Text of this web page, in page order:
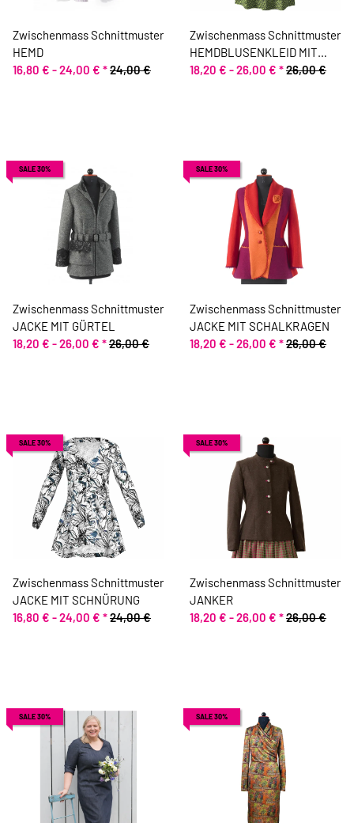
Zwischenmass Schnittmuster
HEMD
16,80 € -24,00 € *24,00 €
Zwischenmass Schnittmuster
HEMDBLUSENKLEID MIT
KNOPFLEISTE
18,20 € -26,00 € *26,00 €
SALE 30%
Zwischenmass Schnittmuster
JACKE MIT GÜRTEL
18,20 € -26,00 € *26,00 €
SALE 30%
Zwischenmass Schnittmuster
JACKE MIT SCHALKRAGEN
18,20 € -26,00 € *26,00 €
SALE 30%
Zwischenmass Schnittmuster
JACKE MIT SCHNÜRUNG
16,80 € -24,00 € *24,00 €
SALE 30%
Zwischenmass Schnittmuster
JANKER
18,20 € -26,00 € *26,00 €
SALE 30% SALE 30%